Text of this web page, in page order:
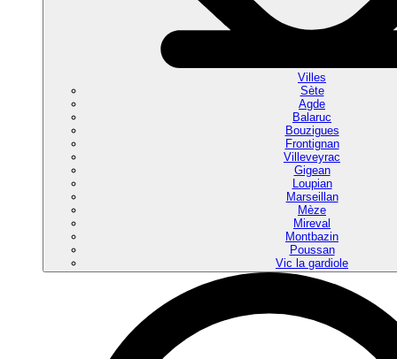
Villes
Sète
Agde
Balaruc
Bouzigues
Frontignan
Villeveyrac
Gigean
Loupian
Marseillan
Mèze
Mireval
Montbazin
Poussan
Vic la gardiole